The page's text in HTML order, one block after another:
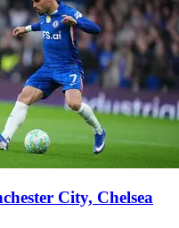
City, Chelsea